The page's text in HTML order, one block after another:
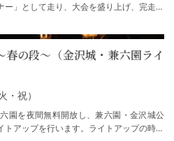
」として走り、大会を盛り上げ、完走を
の段～（金沢城・兼六園ライ
祝）
園を夜間無料開放し、兼六園・金沢城公
アップを行います。ライトアップの時間